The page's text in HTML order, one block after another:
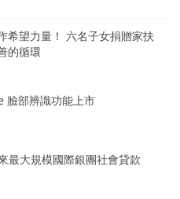
希望力量！ 六名子女捐贈家扶
的循環
臉部辨識功能上市
最大規模國際銀團社會貸款